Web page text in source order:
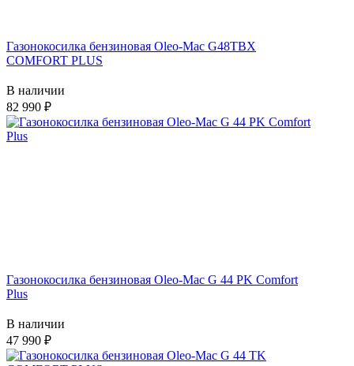
Газонокосилка бензиновая Oleo-Mac G48TBX
COMFORT PLUS
В наличии
82 990
Газонокосилка бензиновая Oleo-Mac G 44 PK Comfort
Plus
В наличии
47 990